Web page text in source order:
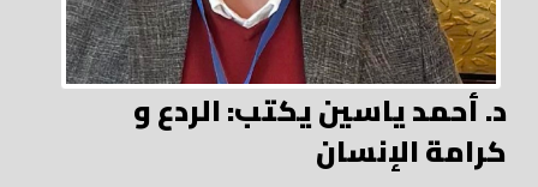
د. أحمد ياسين يكتب: الردع و
كرامة الإنسان